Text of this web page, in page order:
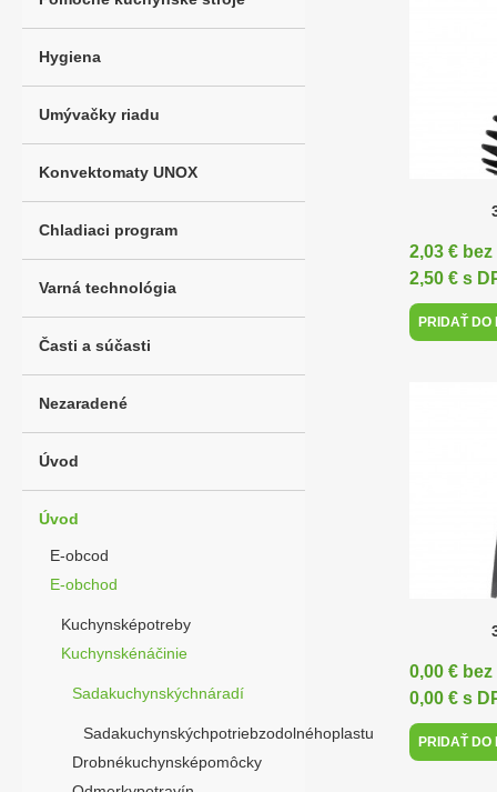
2,03 € bez
2,50 € s
PRIDAŤ DO
0,00 € bez
0,00 € s
PRIDAŤ DO
Hygiena
Umývačky riadu
Konvektomaty UNOX
Chladiaci program
Varná technológia
Časti a súčasti
Nezaradené
Úvod
Úvod
E-obcod
E-obchod
Kuchynsképotreby
Kuchynskénáčinie
Sadakuchynskýchnáradí
Sadakuchynskýchpotriebzodolnéhoplastu
Drobnékuchynsképomôcky